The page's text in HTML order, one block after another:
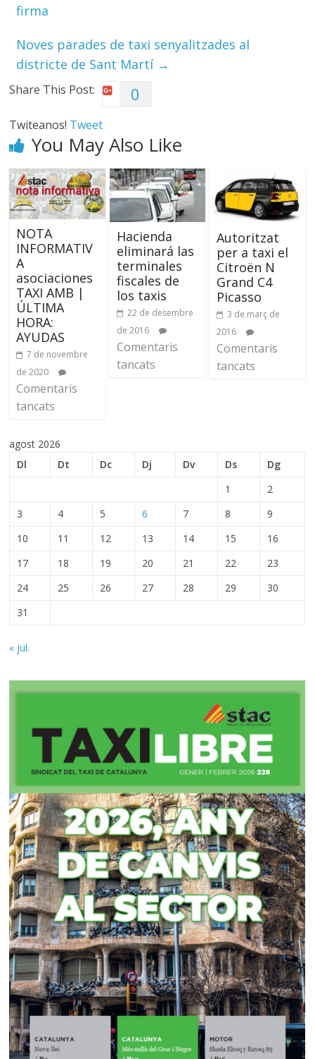
firma
Noves parades de taxi senyalitzades al
districte de Sant Martí →
Share This Post: 0
Twiteanos! Tweet
You May Also Like
NOTA
INFORMATIV
A
asociaciones
TAXI AMB |
ÚLTIMA
HORA:
AYUDAS
7 de novembre
de 2020
Comentaris
tancats
Hacienda
eliminará las
terminales
fiscales de
los taxis
22 de desembre
de 2016
Comentaris
tancats
Autoritzat
per a taxi el
Citroën N
Grand C4
Picasso
3 de març de
2016
Comentaris
tancats
agost 2026
Dl
Dt Dc Dj Dv Ds
Dg
1
2
3
4 5 6 7 8
9
10
11 12 13 14 15
16
17
18 19 20 21 22
23
24
25 26 27 28 29
30
31
« jul.